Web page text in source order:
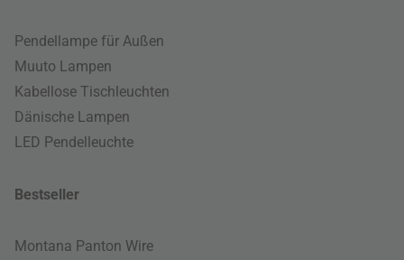
Pendellampe für Außen
Muuto Lampen
Kabellose Tischleuchten
Dänische Lampen
LED Pendelleuchte
Bestseller
Montana Panton Wire